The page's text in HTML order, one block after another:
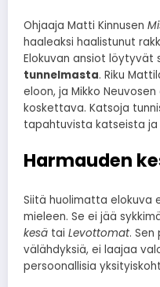
Ohjaaja Matti Kinnusen
haaleaksi haalistunut
Elokuvan ansiot löytyvät
tunnelmasta. Riku
eloon, ja Mikko
koskettava. Katsoja
tapahtuvista katseista
Harmauden
Siitä huolimatta elokuva
mieleen. Se ei jää
kesä tai Levottomat.
välähdyksiä, ei laajaa
persoonallisia